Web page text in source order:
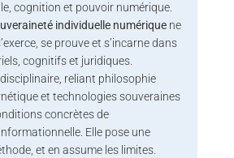
cognition et pouvoir numérique.
individuelle numérique ne
se prouve et s’incarne dans
cognitifs et juridiques.
reliant philosophie
et technologies souveraines
concrètes de
Elle pose une
et en assume les limites.